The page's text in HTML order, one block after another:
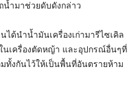
น้ำมาช่วยดับดังกล่าว
ได้นำน้ำมันเครื่องเก่ามารีไซเคิล
นเครื่องตัดหญ้า และอุปกรณ์อื่นๆที่
ทั้งกันไว้ให้เป็นพื้นที่อันตรายห้าม